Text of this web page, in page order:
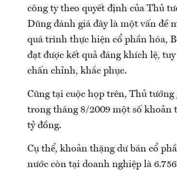
công ty theo quyết định của Thủ
Dũng đánh giá đây là một vấn đề
quá trình thực hiện cổ phần hóa,
đạt được kết quả đáng khích lệ,
chấn chỉnh, khắc phục.
Cũng tại cuộc họp trên, Thủ
trong tháng 8/2009 một số khoản
tỷ đồng.
Cụ thể, khoản thặng dư bán cổ
nước còn tại doanh nghiệp là